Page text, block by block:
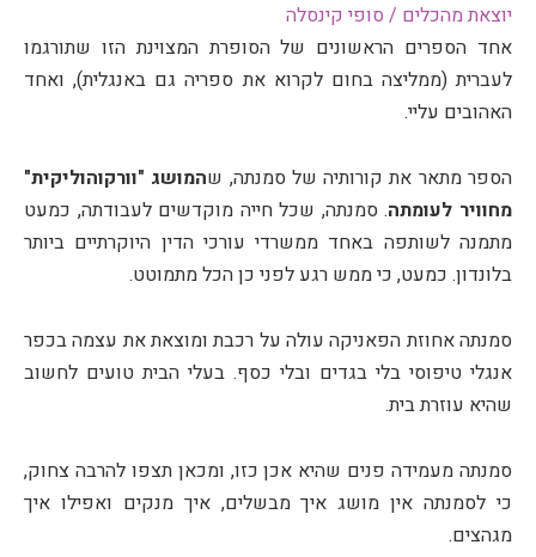
יוצאת מהכלים / סופי קינסלה
אחד הספרים הראשונים של הסופרת המצוינת הזו שתורגמו
לעברית (ממליצה בחום לקרוא את ספריה גם באנגלית), ואחד
האהובים עליי.
הספר מתאר את קורותיה של סמנתה, שהמושג "וורקוהוליקית"
מחוויר לעומתה. סמנתה, שכל חייה מוקדשים לעבודתה, כמעט
מתמנה לשותפה באחד ממשרדי עורכי הדין היוקרתיים ביותר
בלונדון. כמעט, כי ממש רגע לפני כן הכל מתמוטט.
סמנתה אחוזת הפאניקה עולה על רכבת ומוצאת את עצמה בכפר
אנגלי טיפוסי בלי בגדים ובלי כסף. בעלי הבית טועים לחשוב
שהיא עוזרת בית.
סמנתה מעמידה פנים שהיא אכן כזו, ומכאן תצפו להרבה צחוק,
כי לסמנתה אין מושג איך מבשלים, איך מנקים ואפילו איך
מגהצים.